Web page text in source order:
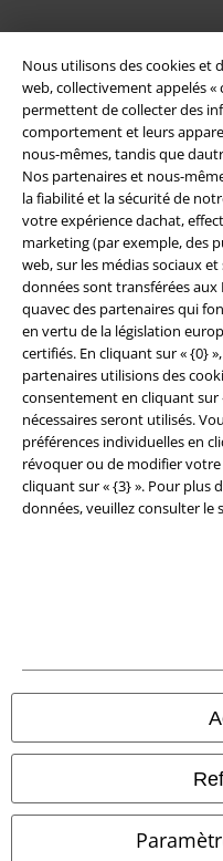
Nous utilisons des cookies et
web, collectivement appelés «
permettent de collecter des
comportement et leurs
nous-mêmes, tandis que
Nos partenaires et nous-
la fiabilité et la sécurité de
votre expérience dachat,
marketing (par exemple, des
web, sur les médias sociaux
données sont transférées aux
quavec des partenaires qui
en vertu de la législation
certifiés. En cliquant sur « {0}
partenaires utilisions des
consentement en cliquant sur
nécessaires seront utilisés.
préférences individuelles en
révoquer ou de modifier
cliquant sur « {3} ». Pour
données, veuillez consulter le
Légal
Conditions générales
Éditeur
Clauses de confidentialité
Élimination des déchets et
Déclaration de Conformité
Informations sur l'accessibilité
Boutiques en ligne